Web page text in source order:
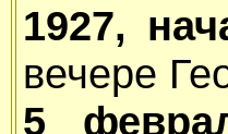
1927,
вечере
5